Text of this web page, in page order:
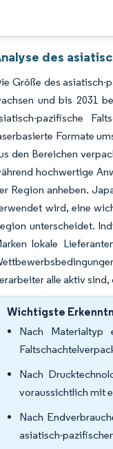
des
Größe des asiatisch-
und bis 2031
pazifische
Formate
den Bereichen
hochwertige
Region anheben.
wird, eine
unterscheidet.
lokale
alle aktiv
Wichtigste
Nach Materialtyp
Nach
voraussichtlich mit
Nach
asiatisch-